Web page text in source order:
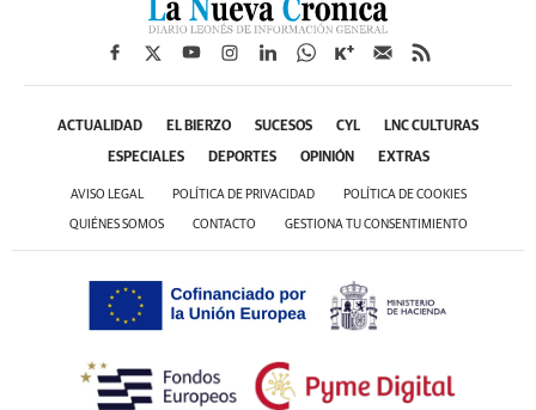
ACTUALIDAD EL BIERZO SUCESOS CYL LNC CULTURAS
ESPECIALES DEPORTES OPINIÓN EXTRAS
AVISO LEGAL POLÍTICA DE PRIVACIDAD POLÍTICA DE COOKIES
QUIÉNES SOMOS CONTACTO GESTIONA TU CONSENTIMIENTO